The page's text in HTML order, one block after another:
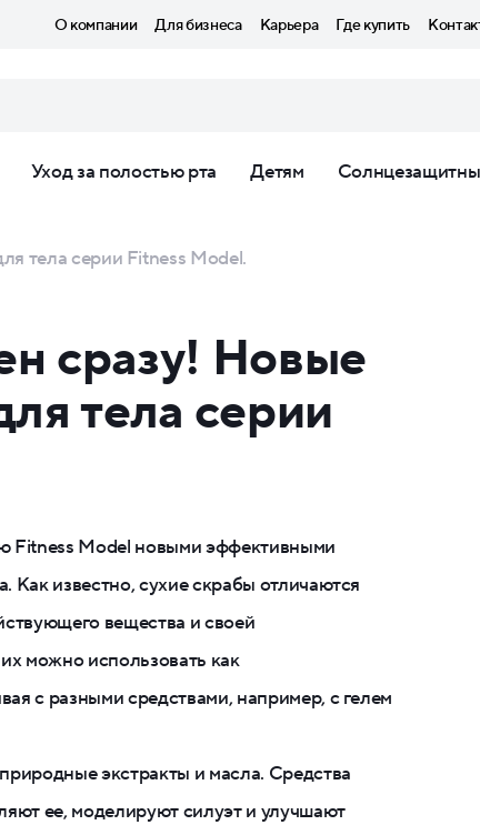
О компании Для бизнеса Карьера Где купить
Уход за полостью рта Детям
тела серии Fitness Model.
сразу! Новые
тела серии
Fitness Model новыми эффективными
Как известно, сухие скрабы отличаются
вещества и своей
можно использовать как
с разными средствами, например, с гелем
экстракты и масла. Средства
ее, моделируют силуэт и улучшают